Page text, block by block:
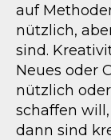
auf
nützlich,
sind.
Neues oder
nützlich
schaffen
dann sind